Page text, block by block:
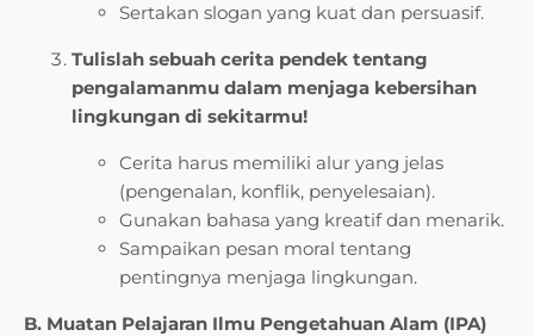
Sertakan slogan yang kuat dan persuasif.
Tulislah sebuah cerita pendek tentang
pengalamanmu dalam menjaga kebersihan
lingkungan di sekitarmu!
Cerita harus memiliki alur yang jelas
(pengenalan, konflik, penyelesaian).
Gunakan bahasa yang kreatif dan menarik.
Sampaikan pesan moral tentang
pentingnya menjaga lingkungan.
B. Muatan Pelajaran Ilmu Pengetahuan Alam (IPA)